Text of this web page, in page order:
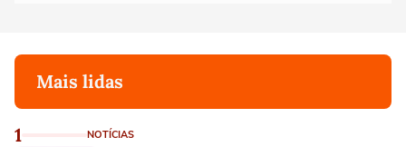
Mais lidas
1 NOTÍCIAS